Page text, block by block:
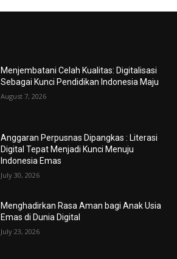
Menjembatani Celah Kualitas: Digitalisasi
Sebagai Kunci Pendidikan Indonesia Maju
August 7, 2026
Anggaran Perpusnas Dipangkas : Literasi
Digital Tepat Menjadi Kunci Menuju
Indonesia Emas
July 30, 2026
Menghadirkan Rasa Aman bagi Anak Usia
Emas di Dunia Digital
July 23, 2026